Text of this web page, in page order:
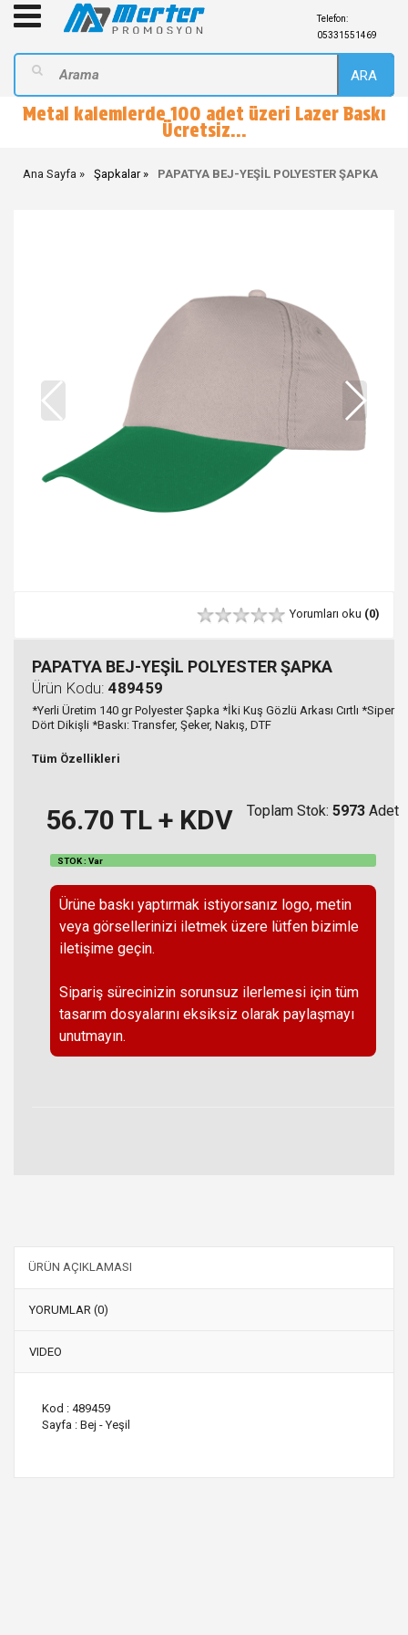
Telefon:
05331551469
ARA
Metal kalemlerde 100 adet üzeri Lazer Baskı
Ücretsiz...
Ana Sayfa Şapkalar PAPATYA BEJ-YEŞİL POLYESTER ŞAPKA
Yorumları oku (0)
PAPATYA BEJ-YEŞİL POLYESTER ŞAPKA
Ürün Kodu: 489459
*Yerli Üretim 140 gr Polyester Şapka *İki Kuş Gözlü Arkası Cırtlı *Siper
Dört Dikişli *Baskı: Transfer, Şeker, Nakış, DTF
Tüm Özellikleri
56.70 TL + KDV Toplam Stok: 5973 Adet
STOK : Var
Ürüne baskı yaptırmak istiyorsanız logo, metin
veya görsellerinizi iletmek üzere lütfen bizimle
iletişime geçin.
Sipariş sürecinizin sorunsuz ilerlemesi için tüm
tasarım dosyalarını eksiksiz olarak paylaşmayı
unutmayın.
ÜRÜN AÇIKLAMASI
YORUMLAR (0)
VIDEO
Kod : 489459
Sayfa : Bej - Yeşil